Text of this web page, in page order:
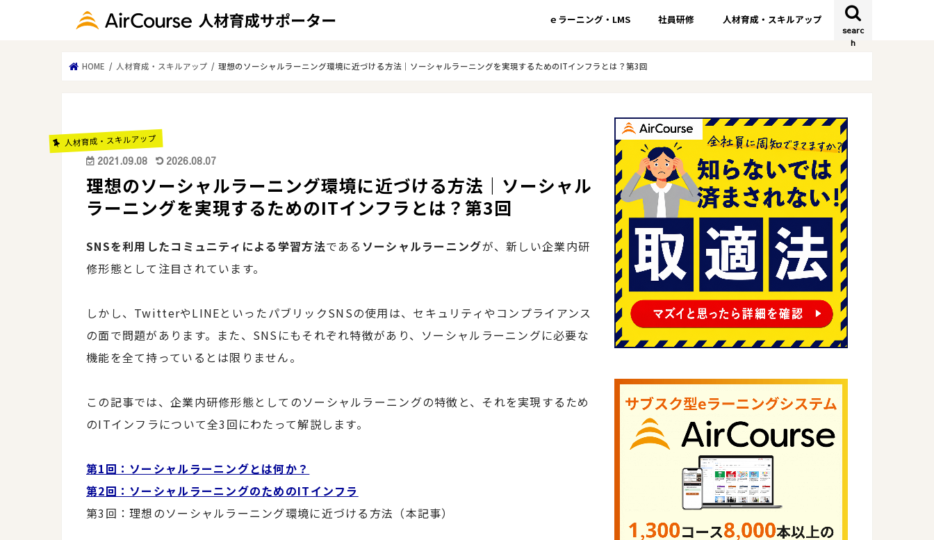
searc
h
ｅラーニング・LMS 社員研修 人材育成・スキルアップ
HOME 人材育成・スキルアップ 理想のソーシャルラーニング環境に近づける方法｜ソーシャルラーニングを実現するためのITインフラとは？第3回
人材育成・スキルアップ
2021.09.08 2026.08.07
理想のソーシャルラーニング環境に近づける方法｜ソーシャル
ラーニングを実現するためのITインフラとは？第3回
SNSを利用したコミュニティによる学習方法である ソーシャルラーニングが、新しい企業内研
修形態として注目されています。
しかし、TwitterやLINEといったパブリックSNSの使用は、セキュリティやコンプライアンス
の面で問題があります。また、SNSにもそれぞれ特徴があり、ソーシャルラーニングに必要な
機能を全て持っているとは限りません。
この記事では、企業内研修形態としてのソーシャルラーニングの特徴と、それを実現するため
のITインフラについて全3回にわたって解説します。
第1回：ソーシャルラーニングとは何か？
第2回：ソーシャルラーニングのためのITインフラ
第3回：理想のソーシャルラーニング環境に近づける方法（本記事）